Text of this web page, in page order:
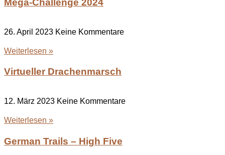
Mega-Challenge 2024
26. April 2023 Keine Kommentare
Weiterlesen »
Virtueller Drachenmarsch
12. März 2023 Keine Kommentare
Weiterlesen »
German Trails – High Five